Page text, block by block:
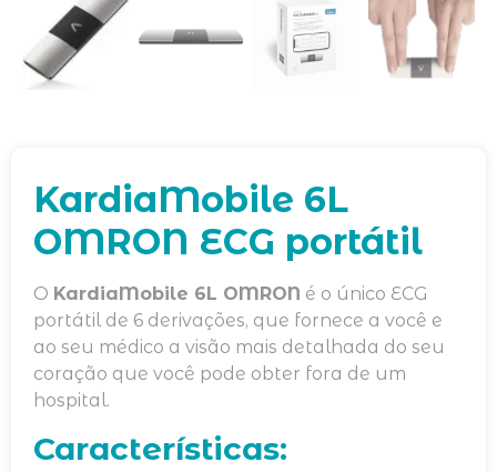
KardiaMobile 6L
OMRON ECG portátil
O KardiaMobile 6L OMRON é o único ECG
portátil de 6 derivações, que fornece a você e
ao seu médico a visão mais detalhada do seu
coração que você pode obter fora de um
hospital.
Características: